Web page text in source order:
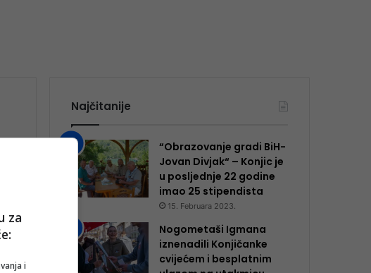
Najčitanije
“Obrazovanje gradi BiH-
Jovan Divjak“ – Konjic je
u posljednje 22 godine
imao 25 ​​stipendista
15. Februara 2023.
Nogometaši Igmana
iznenadili Konjičanke
cvijećem i besplatnim
za
i